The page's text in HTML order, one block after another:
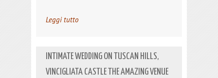
Leggi tutto
INTIMATE WEDDING ON TUSCAN HILLS,
VINCIGLIATA CASTLE THE AMAZING VENUE